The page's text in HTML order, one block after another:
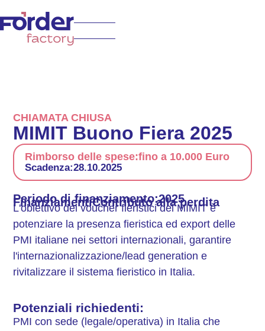
CHIAMATA CHIUSA
MIMIT Buono Fiera 2025
Rimborso delle spese:fino a 10.000 Euro
Scadenza:28.10.2025
Periodo di finanziamento:2025
FinanziamentiContributo alla perdita
L'obiettivo dei voucher fieristici del MIMIT è
potenziare la presenza fieristica ed export delle
PMI italiane nei settori internazionali, garantire
l'internazionalizzazione/lead generation e
rivitalizzare il sistema fieristico in Italia.
Potenziali richiedenti:
PMI con sede (legale/operativa) in Italia che